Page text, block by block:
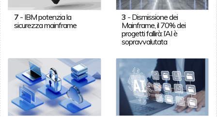
7- IBM potenzia la
sicurezza mainframe
3 - Dismissione dei
Mainframe, il 70% dei
progetti fallirà: l’AI è
sopravvalutata